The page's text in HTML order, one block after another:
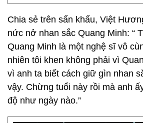
Chia sẻ trên sấn khấu, Việt
nức nở nhan sắc Quang Minh: “
Quang Minh là một nghệ sĩ vô
nhiên tôi khen không phải vì
vì anh ta biết cách giữ gìn nhan
vậy. Chừng tuổi này rồi mà anh
độ như ngày nào.”